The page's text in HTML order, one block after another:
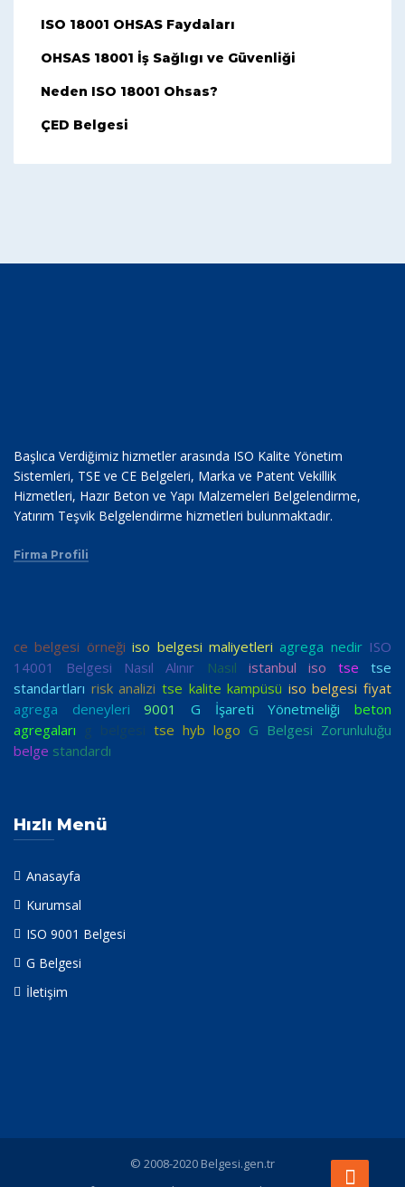
ISO 18001 OHSAS Faydaları
OHSAS 18001 İş Sağlıgı ve Güvenliği
Neden ISO 18001 Ohsas?
ÇED Belgesi
Başlıca Verdiğimiz hizmetler arasında ISO Kalite Yönetim
Sistemleri, TSE ve CE Belgeleri, Marka ve Patent Vekillik
Hizmetleri, Hazır Beton ve Yapı Malzemeleri Belgelendirme,
Yatırım Teşvik Belgelendirme hizmetleri bulunmaktadır.
Firma Profili
ce belgesi örneği iso belgesi maliyetleri agrega nedir ISO
14001 Belgesi Nasıl Alınır
Nasıl istanbul iso tse
tse
standartları risk analizi tse kalite kampüsü iso belgesi fiyat
agrega deneyleri
9001 G İşareti Yönetmeliği
beton
agregaları g belgesi tse hyb logo G Belgesi Zorunluluğu
belge standardı
Hızlı Menü
Anasayfa
Kurumsal
ISO 9001 Belgesi
G Belgesi
İletişim
© 2008-2020 Belgesi.gen.tr